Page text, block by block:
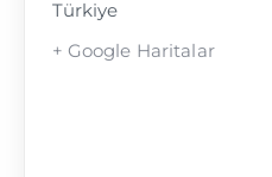
Türkiye
+ Google Haritalar